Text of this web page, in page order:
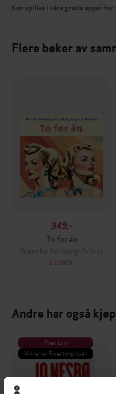
Kan spilles i våre gratis apper
Flere bøker av
349,-
To for én
Wenche Norberg-Schulz
LYDBOK
Andre har også
Premium
Vinner av Rivertonprisen